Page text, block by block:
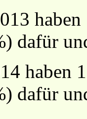
dafür
haben
dafür